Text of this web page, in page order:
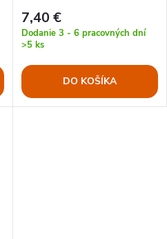
7,40 €
Dodanie 3 - 6 pracovných dní
>5 ks
DO KOŠÍKA